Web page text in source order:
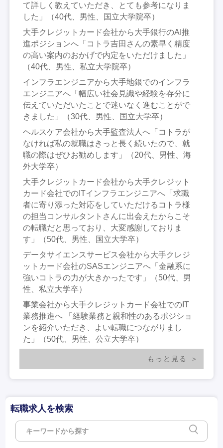
て詳しく教えていただき、とても参考になりま
した」（40代、男性、国立大学院卒）
大手クレジットカード会社から大手銀行のAI推
進ポジションへ「コトラ吉田さんの素早く精度
の高い案内のおかげで内定をいただけました」
（40代、男性、私立大学院卒）
インフラエンジニアから大手地銀でのインフラ
エンジニアへ「幅広い社会見識や経験を存分に
伝えていただいたことで迷いなく進むことがで
きました」（30代、男性、国立大学卒）
ヘルスケア会社から大手監査法人へ「コトラが
なければ私の就職はきっと長く続いたので、就
職の際はぜひお勧めします」（20代、男性、海
外大学卒）
大手クレジットカード会社から大手クレジット
カード会社でのITインフラエンジニアへ「求職
者に寄り添った対応をしていただけるコトラ様
の担当コンサルタントさんに出会えたからこそ
の転職だと思っており、大変感謝しておりま
す」（50代、男性、国立大学卒）
データサイエンスサービス会社から大手クレジ
ットカード会社のSASエンジニアへ「金融系に
強いコトラの力が大きかったです」（50代、男
性、私立大学卒）
事業会社から大手クレジットカード会社でのIT
業務推進へ 「経験業務と親和性のあるポジショ
ンを紹介いただき、よい転職につながりまし
た」（50代、男性、公立大学卒）
もっと見る
転職求人を検索